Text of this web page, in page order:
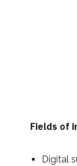
Fields of
Digital